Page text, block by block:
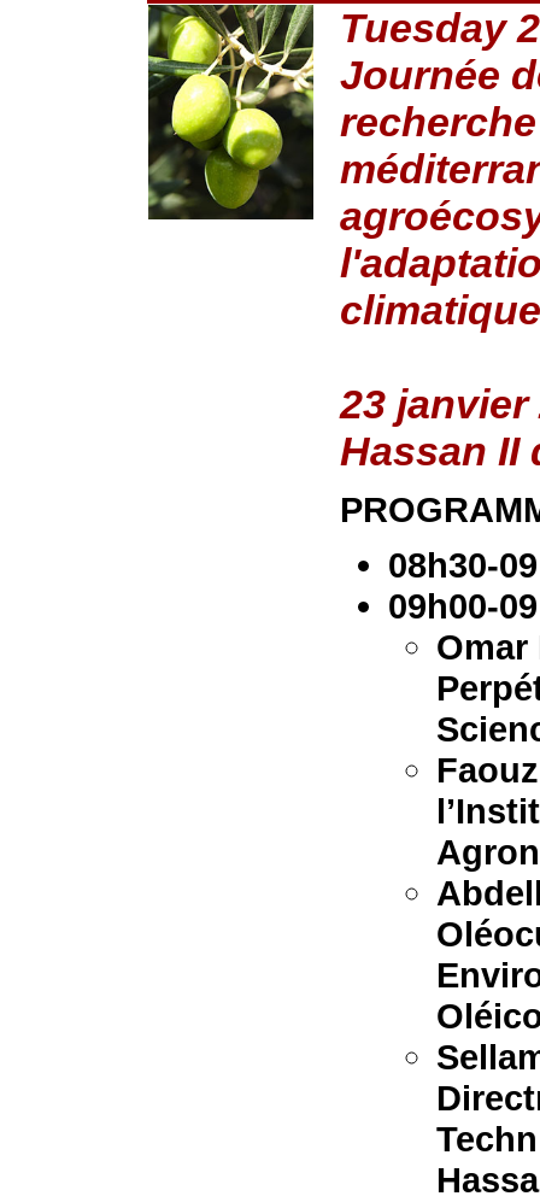
Tuesday
Journée
climatique
23 janvier
Hassan II
08h30-
09h00-
Omar